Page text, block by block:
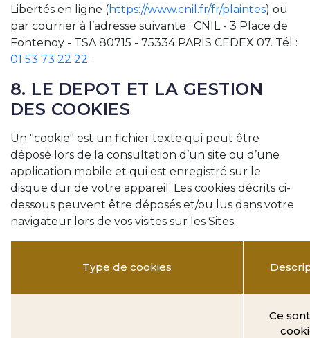
Libertés en ligne (https://www.cnil.fr/fr/plaintes) ou
par courrier à l’adresse suivante : CNIL - 3 Place de
Fontenoy - TSA 80715 - 75334 PARIS CEDEX 07. Tél :
01 53 73 22 22.
8. LE DEPOT ET LA GESTION
DES COOKIES
Un "cookie" est un fichier texte qui peut être
déposé lors de la consultation d’un site ou d’une
application mobile et qui est enregistré sur le
disque dur de votre appareil. Les cookies décrits ci-
dessous peuvent être déposés et/ou lus dans votre
navigateur lors de vos visites sur les Sites.
Type de cookies
Ce